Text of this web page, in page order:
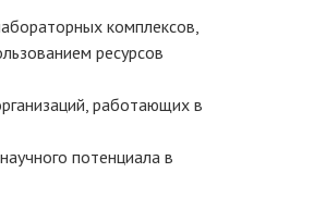
комплексов,
ресурсов
работающих в
потенциала в